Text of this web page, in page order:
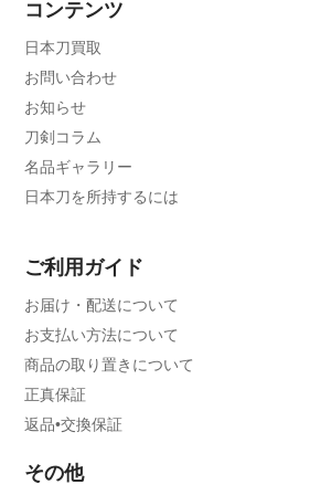
コンテンツ
日本刀買取
お問い合わせ
お知らせ
刀剣コラム
名品ギャラリー
日本刀を所持するには
ご利用ガイド
お届け・配送について
お支払い方法について
商品の取り置きについて
正真保証
返品•交換保証
その他